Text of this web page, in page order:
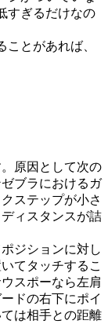
すぎるだけなの
とがあれば、
原因として次の
ブラにおけるガ
ステップが小さ
ィスタンスが詰
ジションに対し
てタッチするこ
スポーなら左肩
ドの右下にポイ
は相手との距離